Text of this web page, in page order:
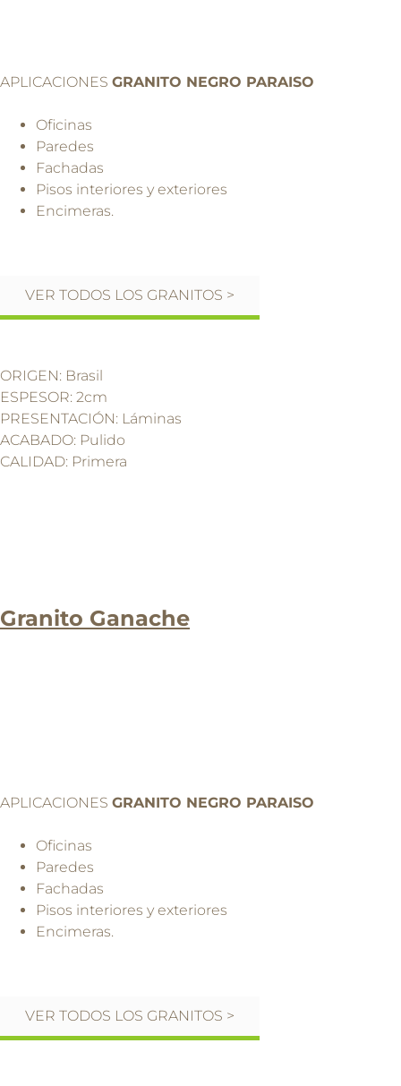
APLICACIONES GRANITO NEGRO PARAISO
Oficinas
Paredes
Fachadas
Pisos interiores y exteriores
Encimeras.
VER TODOS LOS GRANITOS >
ORIGEN: Brasil
ESPESOR: 2cm
PRESENTACIÓN: Láminas
ACABADO: Pulido
CALIDAD: Primera
Granito Ganache
APLICACIONES GRANITO NEGRO PARAISO
Oficinas
Paredes
Fachadas
Pisos interiores y exteriores
Encimeras.
VER TODOS LOS GRANITOS >